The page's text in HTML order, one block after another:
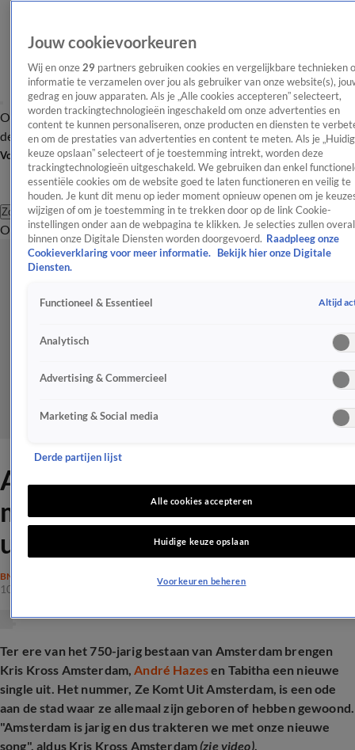
OverzichtAfleveringen Entertainment TV Algemeen
Tip
de redactieNieuwsbrief
Volg Shownieuws
Zoeken
OverzichtEntertainmentSpraakmakendRealityCrimeVideo's
André Hazes brengt samen
met déze artiesten nummer
uit over Amsterdam
BN'ERS
10 juni 2025, 14:15
Ter ere van het 750-jarig bestaan van Amsterdam brengen
Kris Kross Amsterdam,André Hazesen Tabitha een nieuwe
single uit. Het nummer, Ze Komt Uit Amsterdam, is een ode
aan de stad waar ze allemaal zijn geboren of hebben gewoond.
"Amsterdam is jarig en dus trakteren we met onze nieuwe
song", aldus Kris Kross Amsterdam(zie video).
Jouw cookievoorkeuren
Wij en onze 29 partners gebruiken cookies en vergelijkbare technieken
informatie te verzamelen over jou als gebruiker van onze website(s),
gedrag en jouw apparaten. Als je „Alle cookies accepteren” selecteert,
worden trackingtechnologieën ingeschakeld om onze advertenties en
content te kunnen personaliseren, onze producten en diensten te
en om de prestaties van advertenties en content te meten. Als je
keuze opslaan” selecteert of je toestemming intrekt, worden deze
trackingtechnologieën uitgeschakeld. We gebruiken dan enkel
essentiële cookies om de website goed te laten functioneren en veilig te
houden. Je kunt dit menu op ieder moment opnieuw openen om je
wijzigen of om je toestemming in te trekken door op de link Cookie-
instellingen onder aan de webpagina te klikken. Je selecties zullen overal
binnen onze Digitale Diensten worden doorgevoerd. Raadpleeg onze
Cookieverklaring voor meer informatie.
Bekijk hier onze Digitale
Diensten.
Functioneel & Essentieel Altijd
Analytisch
Advertising & Commercieel
Marketing & Social media
Derde partijen lijst
Alle cookies accepteren
Huidige keuze opslaan
Voorkeuren beheren